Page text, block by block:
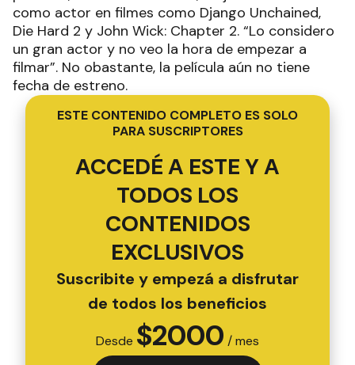
como actor en filmes como Django Unchained,
Die Hard 2 y John Wick: Chapter 2. “Lo considero
un gran actor y no veo la hora de empezar a
filmar”. No obastante, la película aún no tiene
fecha de estreno.
ESTE CONTENIDO COMPLETO ES SOLO
PARA SUSCRIPTORES
ACCEDÉ A ESTE Y A
TODOS LOS
CONTENIDOS
EXCLUSIVOS
Suscribite y empezá a disfrutar
de todos los beneficios
Desde $2000 / mes